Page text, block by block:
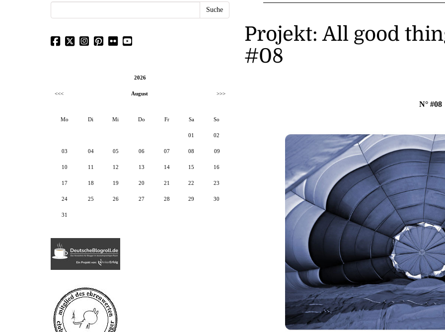
Projekt: All good
#08
N° #08
2026
<<< August >>>
Mo Di Mi Do Fr Sa So
01 02
03 04 05 06 07 08 09
10 11 12 13 14 15 16
17 18 19 20 21 22 23
24 25 26 27 28 29 30
31